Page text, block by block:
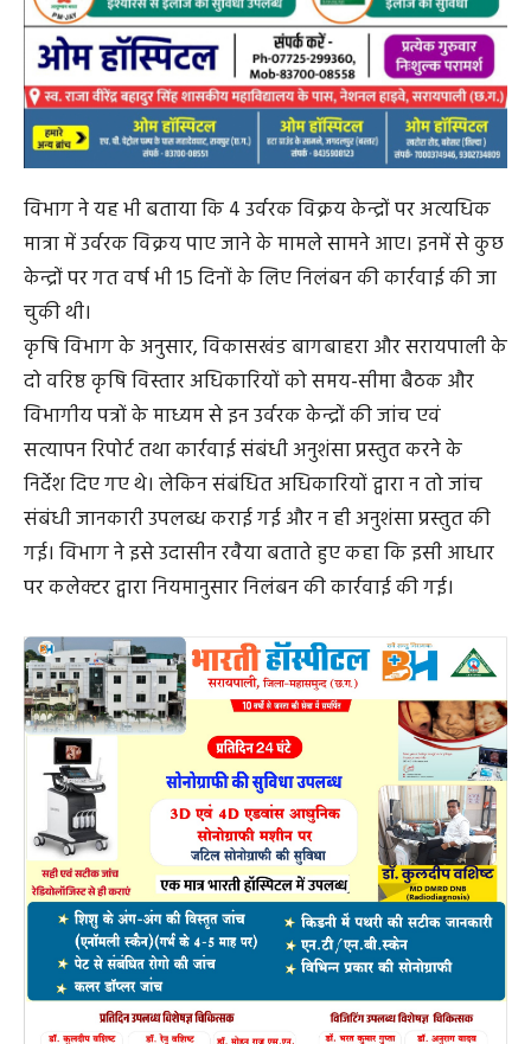
विभाग ने यह भी बताया कि 4 उर्वरक विक्रय केन्द्रों पर अत्यधिक
मात्रा में उर्वरक विक्रय पाए जाने के मामले सामने आए। इनमें से कुछ
केन्द्रों पर गत वर्ष भी 15 दिनों के लिए निलंबन की कार्रवाई की जा
चुकी थी।
कृषि विभाग के अनुसार, विकासखंड बागबाहरा और सरायपाली के
दो वरिष्ठ कृषि विस्तार अधिकारियों को समय-सीमा बैठक और
विभागीय पत्रों के माध्यम से इन उर्वरक केन्द्रों की जांच एवं
सत्यापन रिपोर्ट तथा कार्रवाई संबंधी अनुशंसा प्रस्तुत करने के
निर्देश दिए गए थे। लेकिन संबंधित अधिकारियों द्वारा न तो जांच
संबंधी जानकारी उपलब्ध कराई गई और न ही अनुशंसा प्रस्तुत की
गई। विभाग ने इसे उदासीन रवैया बताते हुए कहा कि इसी आधार
पर कलेक्टर द्वारा नियमानुसार निलंबन की कार्रवाई की गई।